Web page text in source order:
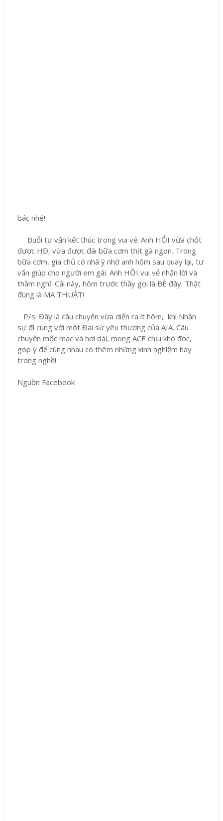
bác nhé!
Buổi tư vấn kết thúc trong vui vẻ. Anh HỎI vừa chốt
được HĐ, vừa được đãi bữa cơm thịt gà ngon. Trong
bữa cơm, gia chủ có nhã ý nhờ anh hôm sau quay lại, tư
vấn giúp cho người em gái. Anh HỎI vui vẻ nhận lời và
thầm nghĩ: Cái này, hôm trước thầy gọi là BÈ đây. Thật
đúng là MA THUẬT!
P/s: Đây là câu chuyện vừa diễn ra ít hôm, khi Nhân
sự đi cùng với một Đại sứ yêu thương của AIA. Câu
chuyện mộc mạc và hơi dài, mong ACE chịu khó đọc,
góp ý để cùng nhau có thêm những kinh nghiệm hay
trong nghề!
Nguồn Facebook